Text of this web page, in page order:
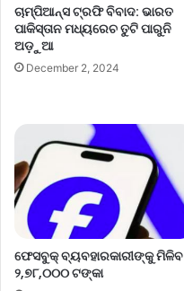
ଚାମ୍ପିଆନ୍ସ ଟ୍ରଫି ବିବାଦ: ଭାରତ
ପାକିସ୍ତାନ ମଧ୍ୟରେଚ ତୁଟି ପାରୁନି
ଅଡ଼ୁଆ
December 2, 2024
ଫେସବୁକ୍ ବ୍ୟବହାରକାରୀଙ୍କୁ ମିଳିବ
୨,୭୮,୦୦୦ ଟଙ୍କା